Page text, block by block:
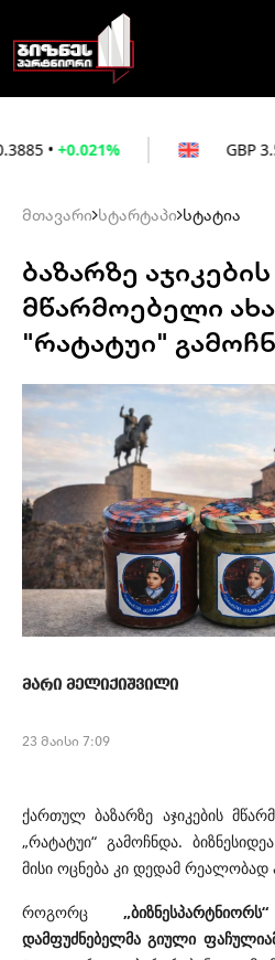
3.5315
მთავარი სტარტაპი სტატია
ბაზარზე აჯიკების
მწარმოებელი
"რატატუი"
მარი მელიქიშვილი
23 მაისი 7:09
ქართულ ბაზარზე აჯიკების
„რატატუი“ გამოჩნდა.
მისი ოცნება კი დედამ რეალობად
როგორც
დამფუძნებელმა გიული